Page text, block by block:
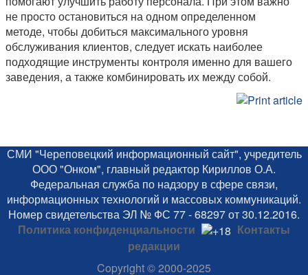
не просто остановиться на одном определенном
методе, чтобы добиться максимального уровня
обслуживания клиентов, следует искать наиболее
подходящие инструменты контроля именно для вашего
заведения, а также комбинировать их между собой.
СМИ "Череповецкий информационный сайт", учредитель
ООО "Онком", главный редактор Кириллов О.А.
Федеральная служба по надзору в сфере связи,
информационных технологий и массовых коммуникаций.
Номер свидетельства ЭЛ № ФС 77 - 68297 от 30.12.2016.
Политика конфиденциальности
Контакты
редакции
Copyright© 2000-2025